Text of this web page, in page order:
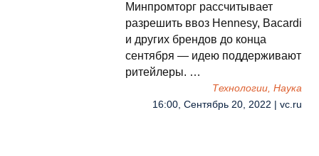
Минпромторг рассчитывает
разрешить ввоз Hennesy, Bacardi
и других брендов до конца
сентября — идею поддерживают
ритейлеры. …
Технологии, Наука
16:00, Сентябрь 20, 2022 | vc.ru